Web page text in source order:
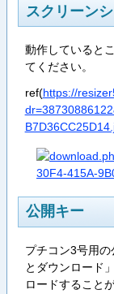
スクリーン
動作していると
てください。
ref(https://
公開キー
プチコン3号用
とダウンロード
ロードすること